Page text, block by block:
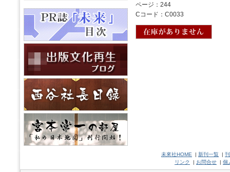
ページ：244
Cコード：C0033
未來社HOME | 新刊一覧 |
リンク
| お問合せ | 個